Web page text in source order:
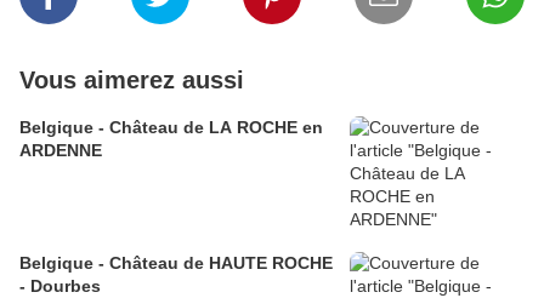
Vous aimerez aussi
Belgique - Château de LA ROCHE en
ARDENNE
Belgique - Château de HAUTE ROCHE
- Dourbes